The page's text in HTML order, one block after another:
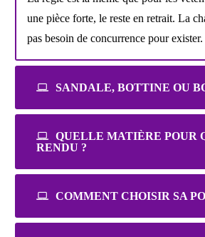
une pièce forte, le reste en retrait. La
pas besoin de concurrence pour exister.
SANDALE, BOTTINE OU
QUELLE MATIÈRE POUR
RENDU ?
COMMENT CHOISIR SA